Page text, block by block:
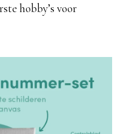
hobby’s voor